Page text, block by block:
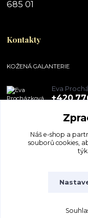
685 01
Kontakty
KOŽENÁ GALANTERIE
Eva
+420
Náš e-shop a
souborů cookies,